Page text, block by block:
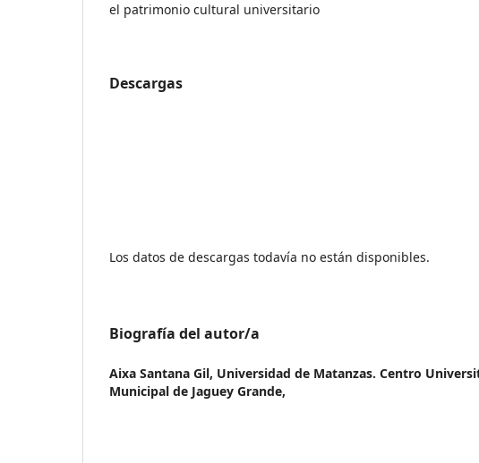
el patrimonio cultural universitario
Descargas
Los datos de descargas todavía no están disponibles.
Biografía del autor/a
Aixa Santana Gil, Universidad de Matanzas. Centro
Municipal de Jaguey Grande,